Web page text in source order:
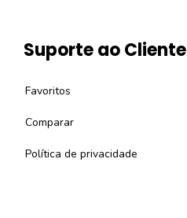
Suporte ao Cliente
Favoritos
Comparar
Política de privacidade